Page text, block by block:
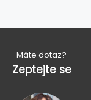
Máte dotaz?
Zeptejte se